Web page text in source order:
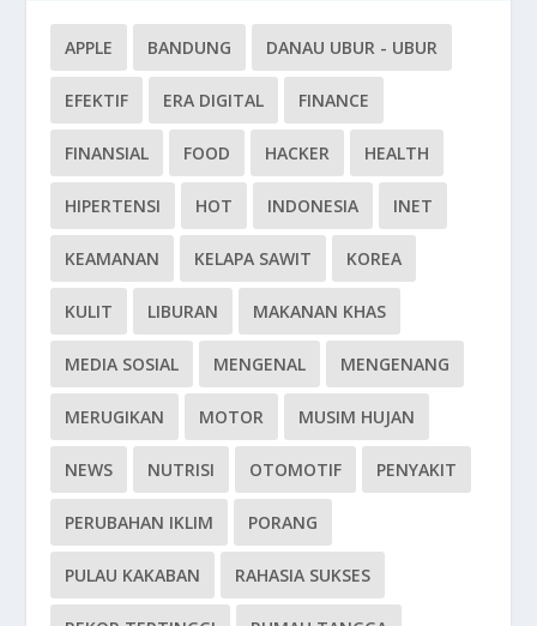
APPLE BANDUNG DANAU UBUR - UBUR
EFEKTIF ERA DIGITAL FINANCE
FINANSIAL FOOD HACKER HEALTH
HIPERTENSI HOT INDONESIA INET
KEAMANAN KELAPA SAWIT KOREA
KULIT LIBURAN MAKANAN KHAS
MEDIA SOSIAL MENGENAL MENGENANG
MERUGIKAN MOTOR MUSIM HUJAN
NEWS NUTRISI OTOMOTIF PENYAKIT
PERUBAHAN IKLIM PORANG
PULAU KAKABAN RAHASIA SUKSES